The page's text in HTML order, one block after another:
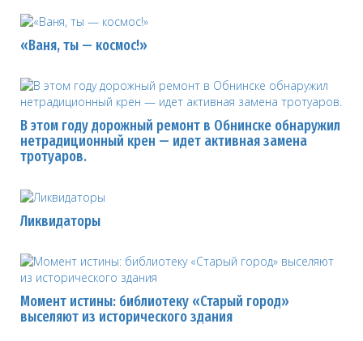
«Ваня, ты — космос!»
В этом году дорожный ремонт в Обнинске обнаружил
нетрадиционный крен — идет активная замена
тротуаров.
Ликвидаторы
Момент истины: библиотеку «Старый город»
выселяют из исторического здания